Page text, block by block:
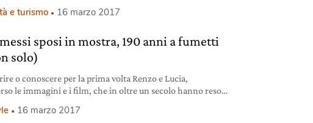
per camion e il lancio di un autobus elettrico-ibrido con
elettrico a batteria. “Con
e turismo 16 marzo 2017
sposi in mostra, 190 anni a fumetti
solo)
o conoscere per la prima volta Renzo e Lucia,
le immagini e i film, che in oltre un secolo hanno reso
mostra per tutta la famiglia
16 marzo 2017